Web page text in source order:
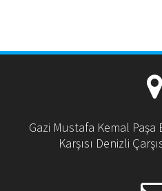
Gazi Mustafa Kemal Paşa
Karşısı Denizli